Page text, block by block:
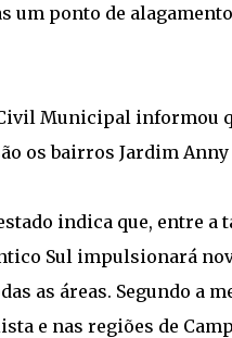
um ponto de
Municipal informou
os bairros Jardim Anny
indica que, entre a
Sul impulsionará
as áreas. Segundo a
e nas regiões de